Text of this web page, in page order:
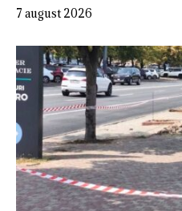
7 august 2026